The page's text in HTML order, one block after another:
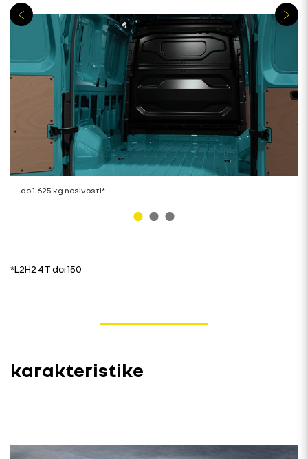
do 1.625 kg nosivosti*
*L2H2 4T dci 150
karakteristike